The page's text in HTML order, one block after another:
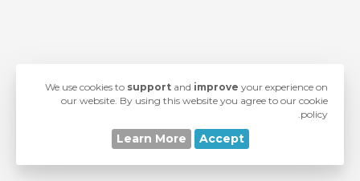
We use cookies to support and improve your experience on
our website. By using this website you agree to our cookie
policy.
Accept
Learn More